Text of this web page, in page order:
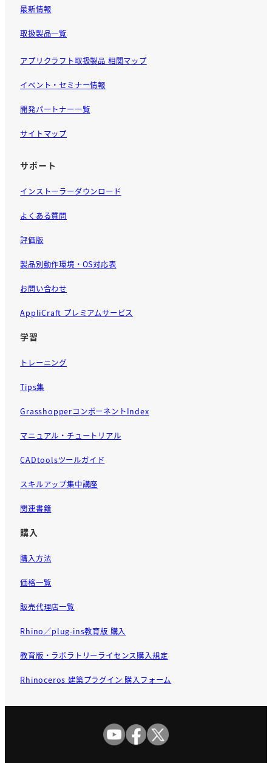
最新情報
取扱製品一覧
アプリクラフト取扱製品 相関マップ
イベント・セミナー情報
開発パートナー一覧
サイトマップ
サポート
インストーラーダウンロード
よくある質問
評価版
製品別動作環境・OS対応表
お問い合わせ
AppliCraft プレミアムサービス
学習
トレーニング
Tips集
GrasshopperコンポーネントIndex
マニュアル・チュートリアル
CADtoolsツールガイド
スキルアップ集中講座
関連書籍
購入
購入方法
価格一覧
販売代理店一覧
Rhino／plug-ins教育版 購入
教育版・ラボラトリーライセンス購入規定
Rhinoceros 建築プラグイン 購入フォーム